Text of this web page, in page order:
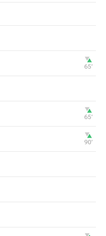
65‎’‎
65‎’‎
90‎’‎